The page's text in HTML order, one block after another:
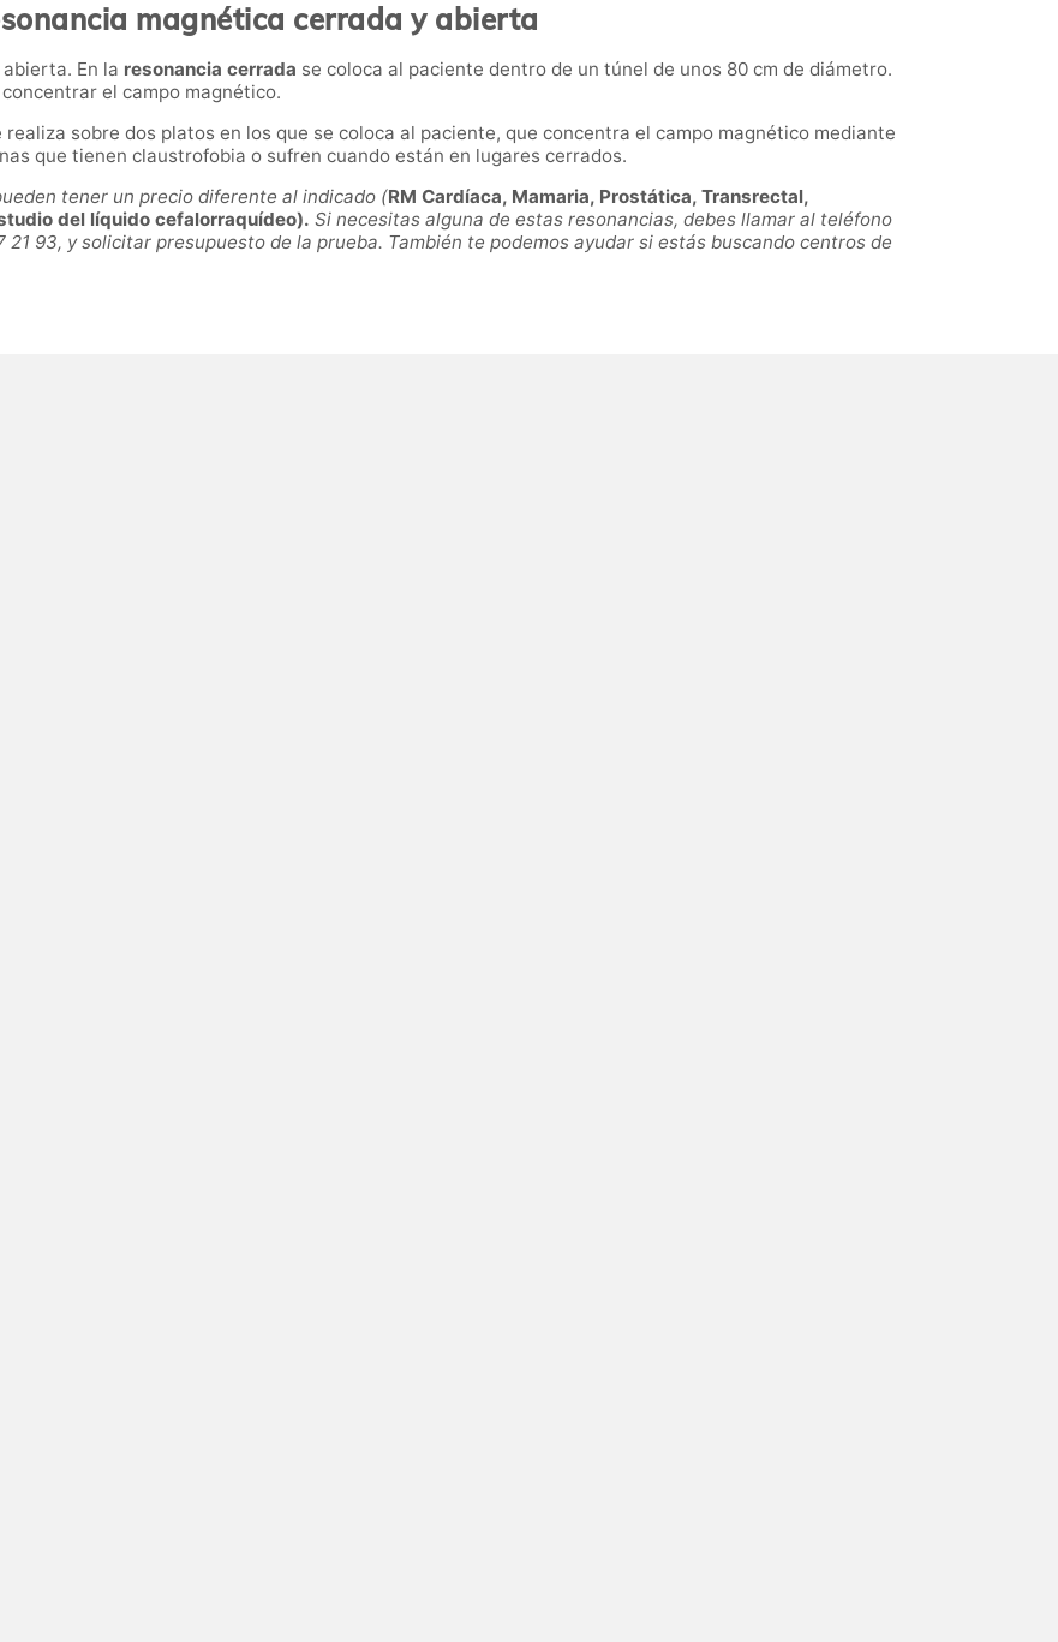
magnética cerrada y abierta
En la resonancia cerrada se coloca al paciente dentro de un túnel de unos 80 cm de diámetro.
el campo magnético.
realiza sobre dos platos en los que se coloca al paciente, que concentra el campo magnético mediante
que tienen claustrofobia o sufren cuando están en lugares cerrados.
tener un precio diferente al indicado (RM Cardíaca, Mamaria, Prostática, Transrectal,
del líquido cefalorraquídeo). Si necesitas alguna de estas resonancias, debes llamar al teléfono
21 93, y solicitar presupuesto de la prueba. También te podemos ayudar si estás buscando centros de